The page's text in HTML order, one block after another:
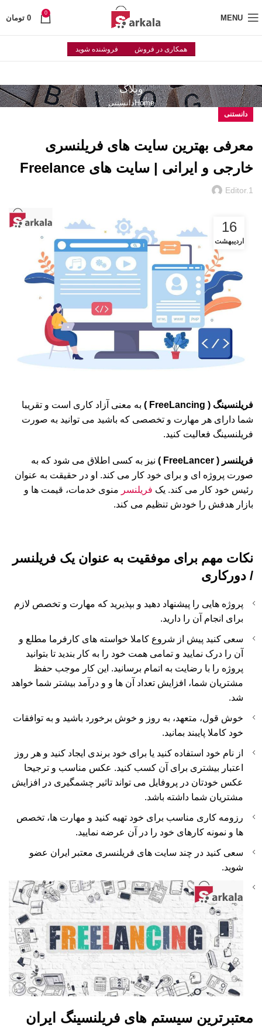
MENU
0
0 تومان
همکاری در فروش فروشنده شوید
وبلاگ
Homeدانستنی
دانستنی
معرفی بهترین سایت های فریلنسری
خارجی و ایرانی | سایت های Freelance
Editor.1
16
اردیبهشت
فریلنسینگ ( FreeLancing )
به معنی آزاد کاری است و تقریبا
شما دارای هر مهارت و تخصصی که باشید می توانید به صورت
فریلنسینگ فعالیت کنید.
فریلنسر ( FreeLancer )
نیز به کسی اطلاق می شود که به
صورت پروژه ای و برای خود کار می کند. او در حقیقت به عنوان
رئیس خود کار می کند. یک فریلنسر منوی خدمات، قیمت ها و
بازار هدفش را خودش تنظیم می کند.
نکات مهم برای موفقیت به عنوان یک فریلنسر
/ دورکاری
پروژه هایی را پیشنهاد دهید و بپذیرید که مهارت و تخصص لازم
برای انجام آن را دارید.
سعی کنید پیش از شروع کاملا خواسته های کارفرما مطلع و
آن را درک نمایید و تمامی همت خود را به کار بندید تا بتوانید
پروژه را با رضایت به اتمام برسانید. این کار موجب حفظ
مشتریان شما، افزایش تعداد آن ها و و درآمد بیشتر شما خواهد
شد.
خوش قول، متعهد، به روز و خوش برخورد باشید و به توافقات
خود کاملا پایبند بمانید.
از نام خود استفاده کنید یا برای خود برندی ایجاد کنید و هر روز
اعتبار بیشتری برای آن کسب کنید. عکس مناسب و ترجیحا
عکس خودتان در پروفایل می تواند تاثیر چشمگیری در افزایش
مشتریان شما داشته باشد.
رزومه کاری مناسب برای خود تهیه کنید و مهارت ها، تخصص
ها و نمونه کارهای خود را در آن عرضه نمایید.
سعی کنید در چند سایت های فریلنسری معتبر ایران عضو
شوید.
معتبرترین سیستم های فریلنسینگ ایران